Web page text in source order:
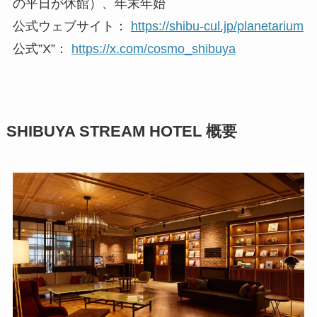
の平日が休館）、年末年始
公式ウェブサイト：
https://shibu-cul.jp/planetarium
公式”X”：
https://x.com/cosmo_shibuya
SHIBUYA STREAM HOTEL 概要